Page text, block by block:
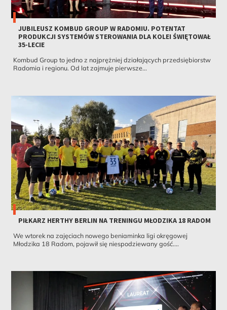
JUBILEUSZ KOMBUD GROUP W RADOMIU. POTENTAT
PRODUKCJI SYSTEMÓW STEROWANIA DLA KOLEI ŚWIĘTOWAŁ
35-LECIE
Kombud Group to jedno z najprężniej działających przedsiębiorstw
Radomia i regionu. Od lat zajmuje pierwsze...
PIŁKARZ HERTHY BERLIN NA TRENINGU MŁODZIKA 18 RADOM
We wtorek na zajęciach nowego beniaminka ligi okręgowej
Młodzika 18 Radom, pojawił się niespodziewany gość....